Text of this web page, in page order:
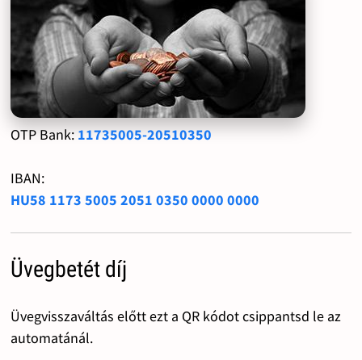
OTP Bank: 11735005-20510350
IBAN:
HU58 1173 5005 2051 0350 0000 0000
Üvegbetét díj
Üvegvisszaváltás előtt ezt a QR kódot csippantsd le az
automatánál.